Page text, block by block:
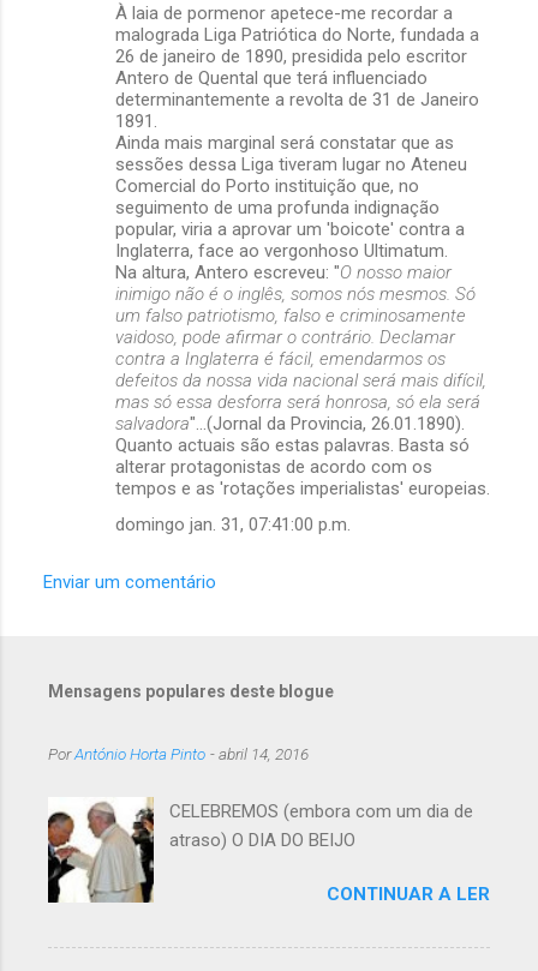
À laia de pormenor apetece-me recordar a
malograda Liga Patriótica do Norte, fundada a
26 de janeiro de 1890, presidida pelo escritor
Antero de Quental que terá influenciado
determinantemente a revolta de 31 de Janeiro
1891.
Ainda mais marginal será constatar que as
sessões dessa Liga tiveram lugar no Ateneu
Comercial do Porto instituição que, no
seguimento de uma profunda indignação
popular, viria a aprovar um 'boicote' contra a
Inglaterra, face ao vergonhoso Ultimatum.
Na altura, Antero escreveu: "O nosso maior
inimigo não é o inglês, somos nós mesmos. Só
um falso patriotismo, falso e criminosamente
vaidoso, pode afirmar o contrário. Declamar
contra a Inglaterra é fácil, emendarmos os
defeitos da nossa vida nacional será mais difícil,
mas só essa desforra será honrosa, só ela será
salvadora"...(Jornal da Provincia, 26.01.1890).
Quanto actuais são estas palavras. Basta só
alterar protagonistas de acordo com os
tempos e as 'rotações imperialistas' europeias.
domingo jan. 31, 07:41:00 p.m.
Enviar um comentário
Mensagens populares deste blogue
PorAntónio Horta Pinto -abril 14, 2016
CELEBREMOS (embora com um dia de
atraso) O DIA DO BEIJO
CONTINUAR A LER